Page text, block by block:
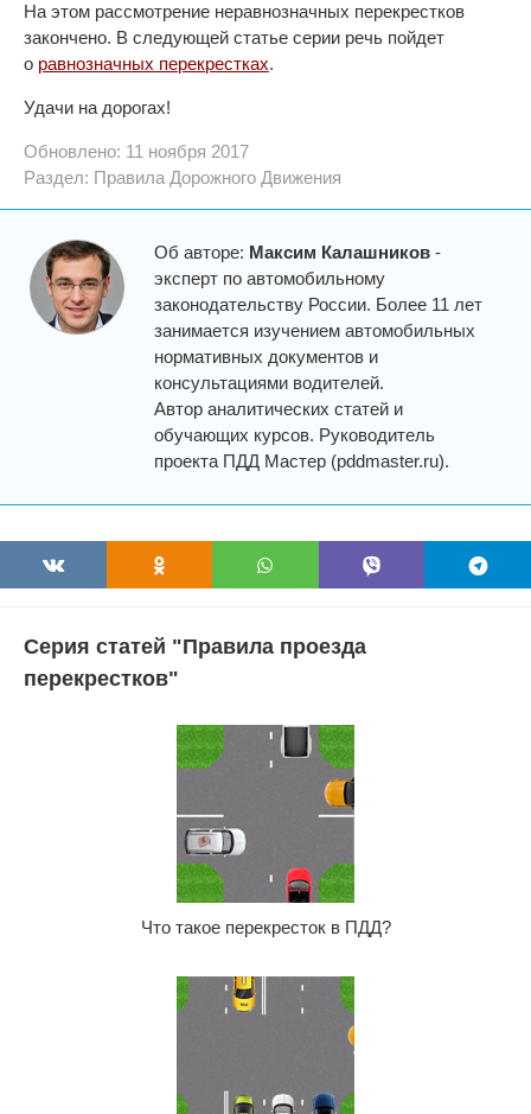
На этом рассмотрение неравнозначных перекрестков
закончено. В следующей статье серии речь пойдет
о равнозначных перекрестках.
Удачи на дорогах!
Обновлено: 11 ноября 2017
Раздел: Правила Дорожного Движения
Об авторе: Максим Калашников -
эксперт по автомобильному
законодательству России. Более 11 лет
занимается изучением автомобильных
нормативных документов и
консультациями водителей.
Автор аналитических статей и
обучающих курсов. Руководитель
проекта ПДД Мастер (pddmaster.ru).
Серия статей "Правила проезда
перекрестков"
Что такое перекресток в ПДД?